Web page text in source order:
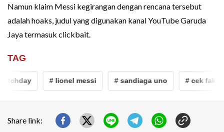
Namun klaim Messi kegirangan dengan rencana tersebut
adalah hoaks, judul yang digunakan kanal YouTube Garuda
Jaya termasuk clickbait.
TAG
# lionel messi # sandiaga uno # cek fakta
Share link: